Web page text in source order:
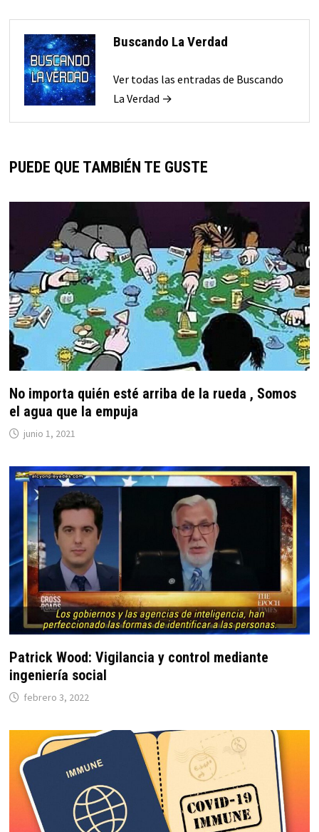
Buscando La Verdad
Ver todas las entradas de Buscando
La Verdad →
PUEDE QUE TAMBIÉN TE GUSTE
No importa quién esté arriba de la rueda , Somos
el agua que la empuja
junio 1, 2021
Patrick Wood: Vigilancia y control mediante
ingeniería social
febrero 3, 2022